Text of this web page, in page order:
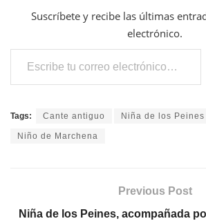
Suscríbete y recibe las últimas
electrónico.
Escribe tu correo electrónico…
Tags: Cante antiguo Niña de los Peines
Niño de Marchena
Previous Post
Niña de los Peines, acompañada